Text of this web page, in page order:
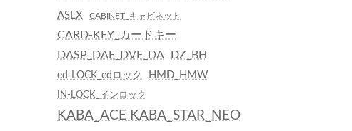
ASLX CABINET_キャビネット
CARD-KEY_カードキー
DASP_DAF_DVF_DA
DZ_BH
ed-LOCK_edロック HMD_HMW
IN-LOCK_インロック
KABA_ACE KABA_STAR_NEO